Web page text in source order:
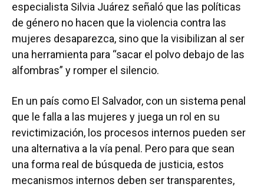
especialista Silvia Juárez señaló que las políticas
de género no hacen que la violencia contra las
mujeres desaparezca, sino que la visibilizan al ser
una herramienta para “sacar el polvo debajo de las
alfombras” y romper el silencio.
En un país como El Salvador, con un sistema penal
que le falla a las mujeres y juega un rol en su
revictimización, los procesos internos pueden ser
una alternativa a la vía penal. Pero para que sean
una forma real de búsqueda de justicia, estos
mecanismos internos deben ser transparentes,